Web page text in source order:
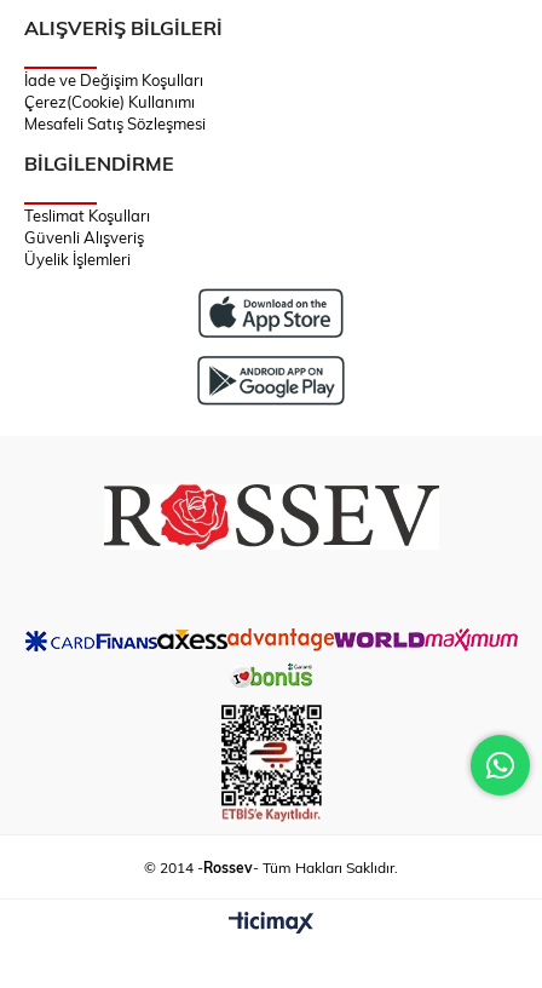
ALIŞVERİŞ BİLGİLERİ
İade ve Değişim Koşulları
Çerez(Cookie) Kullanımı
Mesafeli Satış Sözleşmesi
BİLGİLENDİRME
Teslimat Koşulları
Güvenli Alışveriş
Üyelik İşlemleri
© 2014 -Rossev- Tüm Hakları Saklıdır.